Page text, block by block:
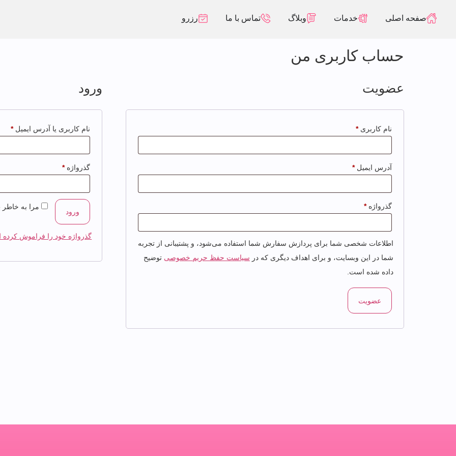
صفحه اصلی خدمات وبلاگ تماس با ما رزرو
حساب کاربری من
ورود
نام کاربری یا آدرس ایمیل*
گذرواژه*
مرا به خاطر
ورود
گذرواژه خود را فراموش کرده
عضویت
نام کاربری*
آدرس ایمیل*
گذرواژه*
اطلاعات شخصی شما برای پردازش سفارش شما استفاده می‌شود، و پشتیبانی از تجربه
شما در این وبسایت، و برای اهداف دیگری که در سیاست حفظ حریم خصوصی توضیح
داده شده است.
عضویت